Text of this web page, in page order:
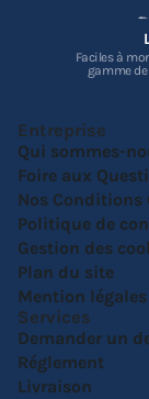
Faciles à
gamme
Entreprise
Qui sommes-
Foire aux
Nos Conditions
Politique de
Gestion des
Plan du site
Mention légales
Services
Demander un
Réglement
Livraison